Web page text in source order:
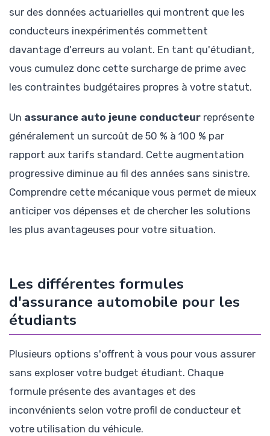
sur des données actuarielles qui montrent que les
conducteurs inexpérimentés commettent
davantage d'erreurs au volant. En tant qu'étudiant,
vous cumulez donc cette surcharge de prime avec
les contraintes budgétaires propres à votre statut.
Un assurance auto jeune conducteur représente
généralement un surcoût de 50 % à 100 % par
rapport aux tarifs standard. Cette augmentation
progressive diminue au fil des années sans sinistre.
Comprendre cette mécanique vous permet de mieux
anticiper vos dépenses et de chercher les solutions
les plus avantageuses pour votre situation.
Les différentes formules
d'assurance automobile pour les
étudiants
Plusieurs options s'offrent à vous pour vous assurer
sans exploser votre budget étudiant. Chaque
formule présente des avantages et des
inconvénients selon votre profil de conducteur et
votre utilisation du véhicule.